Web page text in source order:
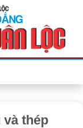
và thép